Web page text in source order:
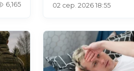
6,165 02 сер. 2026 18:55